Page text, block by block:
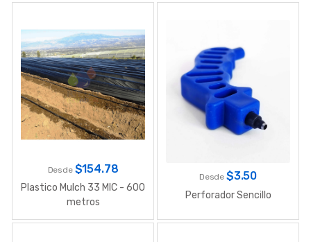
Desde $154.78
Plastico Mulch 33 MIC - 600
metros
Desde $3.50
Perforador Sencillo